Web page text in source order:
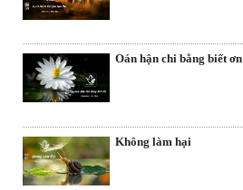
Oán hận chi bằng biết ơn
Không làm hại